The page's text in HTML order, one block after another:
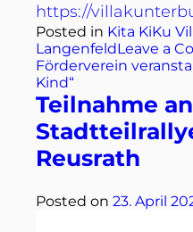
https://
Posted in Kita KiKu
LangenfeldLeave a
Förderverein
Kind“
Teilnahme
Reusrath
Posted on 23. April